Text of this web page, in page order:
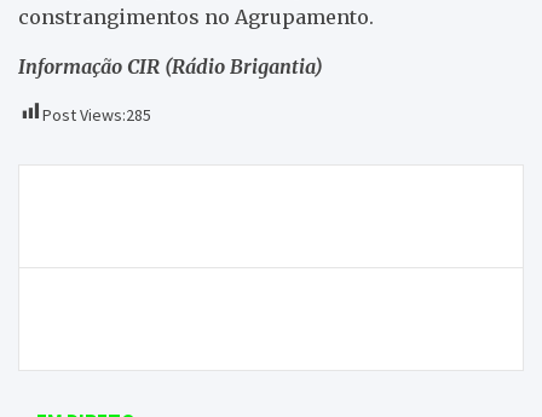
constrangimentos no Agrupamento.
Informação CIR (Rádio Brigantia)
Post Views:285
artigos